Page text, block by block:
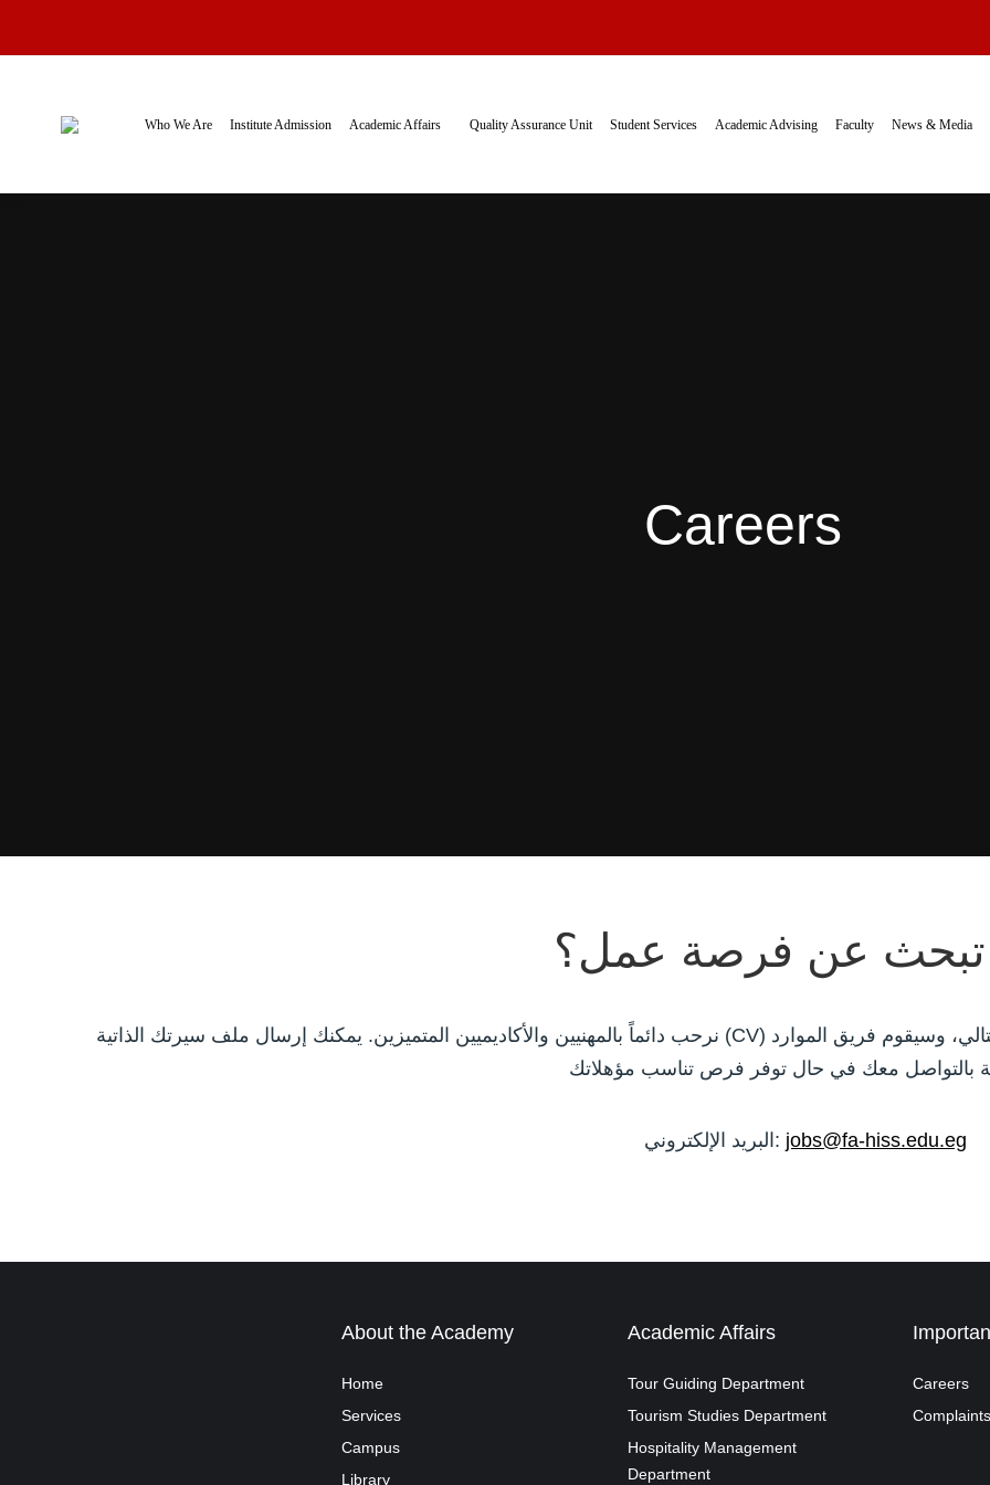
Who We Are Institute Admission Academic Affairs Quality Assurance Unit Student Services Academic Advising Faculty News & Media
Careers
عن فرصة عمل؟
نرحب دائماً بالمهنيين والأكاديميين المتميزين. يمكنك إرسال ملف سيرتك الذاتية (CV) والتخصص فى الموضوع وتفاصيل خبراتك إلينا مباشرة عبر البريد التالي، وسيقوم فريق الموارد
بالتواصل معك في حال توفر فرص تناسب مؤهلاتك
البريد الإلكتروني: jobs@fa-hiss.edu.eg
About the Academy
Home
Services
Campus
Library
Academic Affairs
Tour Guiding Department
Tourism Studies Department
Hospitality Management
Department
Careers